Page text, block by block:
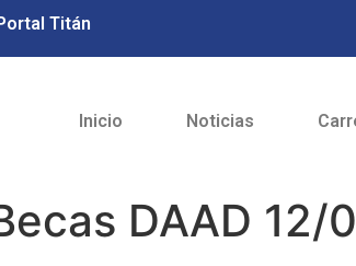
Titán
Inicio Noticias
DAAD 12/